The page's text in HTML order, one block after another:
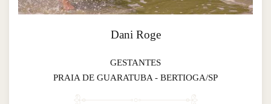
Dani Roge
GESTANTES
PRAIA DE GUARATUBA - BERTIOGA/SP